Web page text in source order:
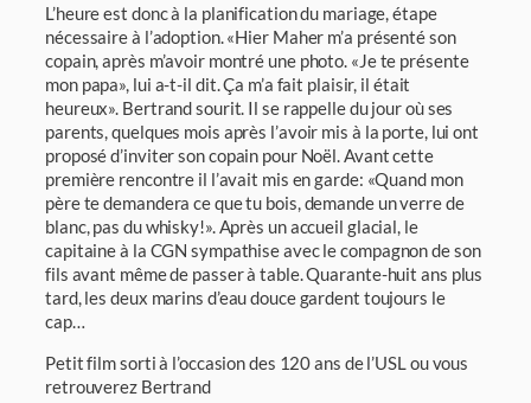
L’heure est donc à la planification du mariage, étape
nécessaire à l’adoption. «Hier Maher m’a présenté son
copain, après m’avoir montré une photo. «Je te présente
mon papa», lui a-t-il dit. Ça m’a fait plaisir, il était
heureux». Bertrand sourit. Il se rappelle du jour où ses
parents, quelques mois après l’avoir mis à la porte, lui ont
proposé d’inviter son copain pour Noël. Avant cette
première rencontre il l’avait mis en garde: «Quand mon
père te demandera ce que tu bois, demande un verre de
blanc, pas du whisky!». Après un accueil glacial, le
capitaine à la CGN sympathise avec le compagnon de son
fils avant même de passer à table. Quarante-huit ans plus
tard, les deux marins d’eau douce gardent toujours le
cap…
Petit film sorti à l’occasion des 120 ans de l’USL ou vous
retrouverez Bertrand